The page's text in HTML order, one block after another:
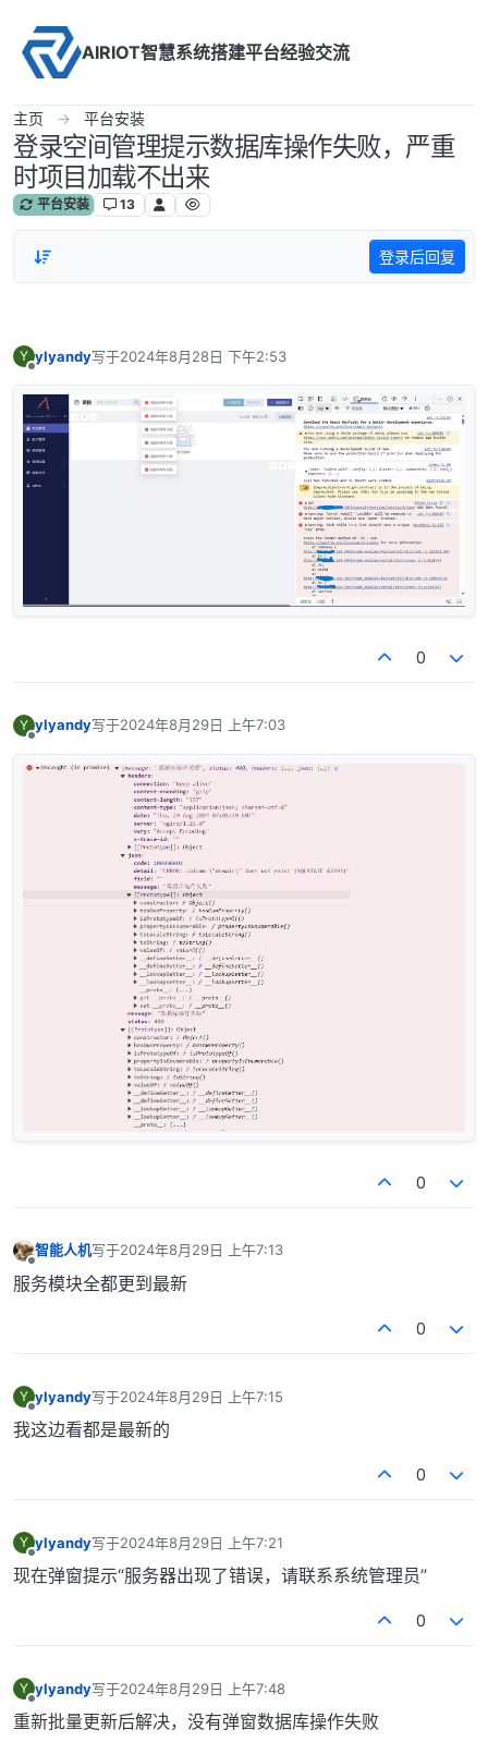
AIRIOT智慧系统搭建平台经验交流
主页 平台安装
登录空间管理提示数据库操作失败，严重
时项目加载不出来
平台安装 13
登录后回复
Y ylyandy写于2024年8月28日 下午2:53
最后由 编辑
0
Y ylyandy写于2024年8月29日 上午7:03
最后由 编辑
0
智能人机写于2024年8月29日 上午7:13
最后由 编辑
服务模块全都更到最新
0
Y ylyandy写于2024年8月29日 上午7:15
最后由 编辑
我这边看都是最新的
0
Y ylyandy写于2024年8月29日 上午7:21
最后由 编辑
现在弹窗提示“服务器出现了错误，请联系系统管理员”
0
Y ylyandy写于2024年8月29日 上午7:48
最后由 编辑
重新批量更新后解决，没有弹窗数据库操作失败